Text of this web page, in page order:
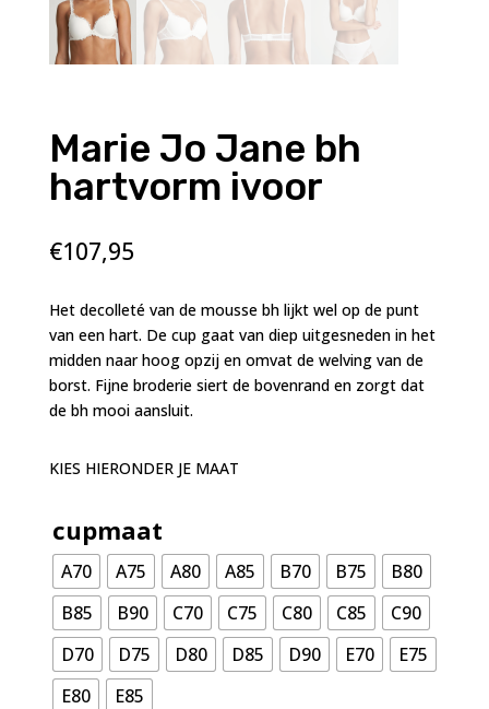
Marie Jo Jane bh
hartvorm ivoor
€107,95
Het decolleté van de mousse bh lijkt wel op de punt
van een hart. De cup gaat van diep uitgesneden in het
midden naar hoog opzij en omvat de welving van de
borst. Fijne broderie siert de bovenrand en zorgt dat
de bh mooi aansluit.
KIES HIERONDER JE MAAT
cupmaat
A70 A75 A80 A85 B70 B75
B80
B85
B90 C70 C75 C80 C85
C90
D70
D75 D80 D85 D90 E70
E75
E80
E85